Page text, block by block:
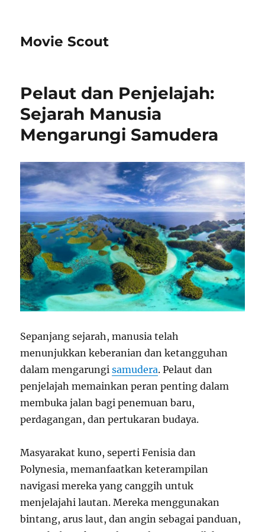
Movie Scout
Pelaut dan Penjelajah:
Sejarah Manusia
Mengarungi Samudera
Sepanjang sejarah, manusia telah
menunjukkan keberanian dan ketangguhan
dalam mengarungisamudera. Pelaut dan
penjelajah memainkan peran penting dalam
membuka jalan bagi penemuan baru,
perdagangan, dan pertukaran budaya.
Masyarakat kuno, seperti Fenisia dan
Polynesia, memanfaatkan keterampilan
navigasi mereka yang canggih untuk
menjelajahi lautan. Mereka menggunakan
bintang, arus laut, dan angin sebagai panduan,